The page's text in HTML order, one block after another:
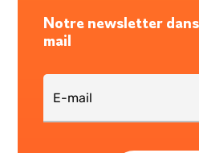
Notre newsletter
mail